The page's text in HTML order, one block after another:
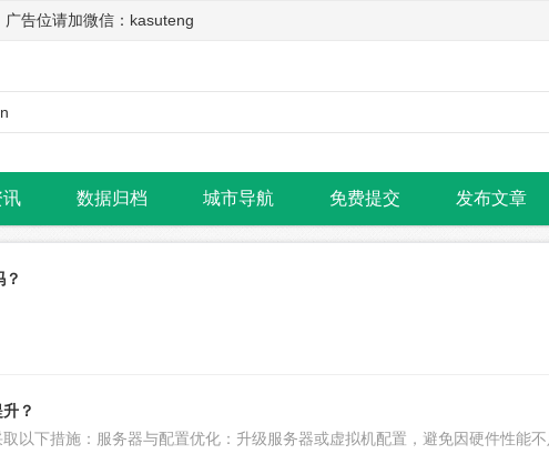
告位请加微信：kasuteng
讯 数据归档 城市导航 免费提交 发布文章
？
以下措施：服务器与配置优化：升级服务器或虚拟机配置，避免因硬件性能